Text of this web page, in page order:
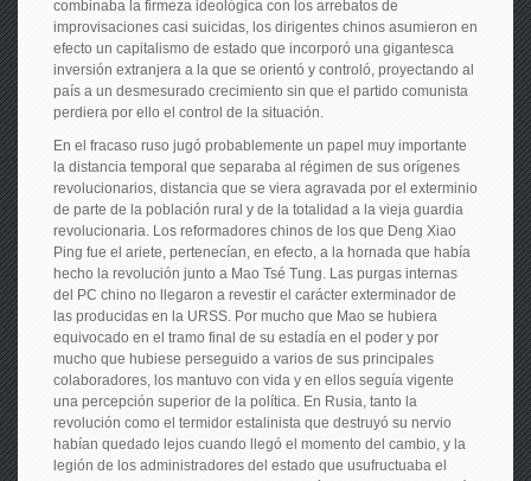
combinaba la firmeza ideológica con los arrebatos de
improvisaciones casi suicidas, los dirigentes chinos asumieron en
efecto un capitalismo de estado que incorporó una gigantesca
inversión extranjera a la que se orientó y controló, proyectando al
país a un desmesurado crecimiento sin que el partido comunista
perdiera por ello el control de la situación.
En el fracaso ruso jugó probablemente un papel muy importante
la distancia temporal que separaba al régimen de sus orígenes
revolucionarios, distancia que se viera agravada por el exterminio
de parte de la población rural y de la totalidad a la vieja guardia
revolucionaria. Los reformadores chinos de los que Deng Xiao
Ping fue el ariete, pertenecían, en efecto, a la hornada que había
hecho la revolución junto a Mao Tsé Tung. Las purgas internas
del PC chino no llegaron a revestir el carácter exterminador de
las producidas en la URSS. Por mucho que Mao se hubiera
equivocado en el tramo final de su estadía en el poder y por
mucho que hubiese perseguido a varios de sus principales
colaboradores, los mantuvo con vida y en ellos seguía vigente
una percepción superior de la política. En Rusia, tanto la
revolución como el termidor estalinista que destruyó su nervio
habían quedado lejos cuando llegó el momento del cambio, y la
legión de los administradores del estado que usufructuaba el